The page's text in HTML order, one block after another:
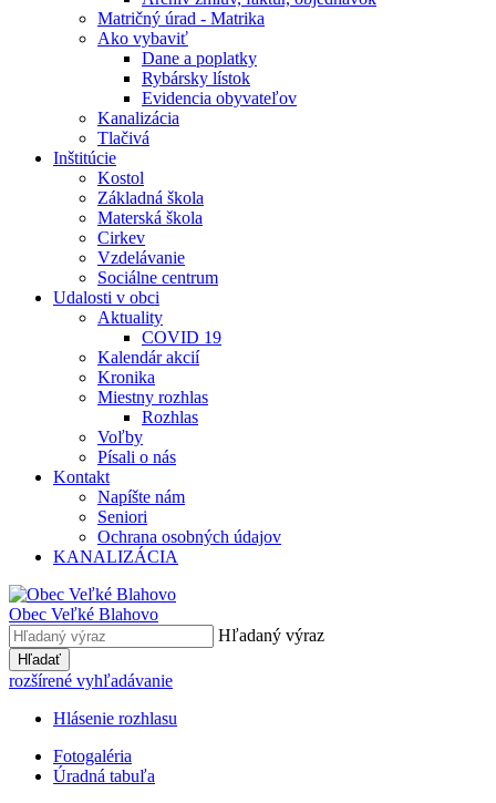
Matričný úrad - Matrika
Ako vybaviť
Dane a poplatky
Rybársky lístok
Evidencia obyvateľov
Kanalizácia
Tlačivá
Inštitúcie
Kostol
Základná škola
Materská škola
Cirkev
Vzdelávanie
Sociálne centrum
Udalosti v obci
Aktuality
COVID 19
Kalendár akcií
Kronika
Miestny rozhlas
Rozhlas
Voľby
Písali o nás
Kontakt
Napíšte nám
Seniori
Ochrana osobných údajov
KANALIZÁCIA
Obec Veľké Blahovo
Hľadaný výraz
Hľadať
rozšírené vyhľadávanie
Hlásenie rozhlasu
Fotogaléria
Úradná tabuľa